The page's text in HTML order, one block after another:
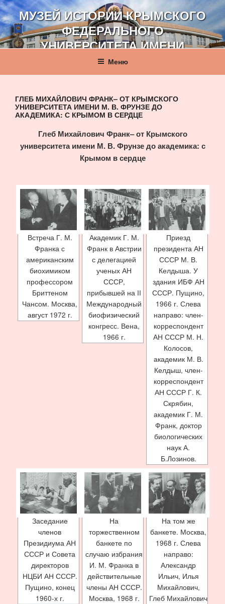
Перейти
к
содержимому
МУЗЕЙ ИСТОРИИ КРЫМСКОГО
ФЕДЕРАЛЬНОГО
УНИВЕРСИТЕТА ИМЕНИ
В. И. ВЕРНАДСКОГО
Меню
ГЛЕБ МИХАЙЛОВИЧ ФРАНК– ОТ КРЫМСКОГО
УНИВЕРСИТЕТА ИМЕНИ М. В. ФРУНЗЕ ДО
АКАДЕМИКА: С КРЫМОМ В СЕРДЦЕ
Глеб Михайлович Франк– от Крымского
университета имени М. В. Фрунзе до академика: с
Крымом в сердце
Встреча Г. М.
Франка с
американским
биохимиком
профессором
Бриттеном
Чансом. Москва,
август 1972 г.
Академик Г. М.
Франк в Австрии
с делегацией
ученых АН
СССР,
прибывшей на II
Международный
биофизический
конгресс. Вена,
1966 г.
Приезд
президента АН
СССР М. В.
Келдыша. У
здания ИБФ АН
СССР. Пущино,
1966 г. Слева
направо: член-
корреспондент
АН СССР М. Н.
Колосов,
академик М. В.
Келдыш, член-
корреспондент
АН СССР Г. К.
Скрябин,
академик Г. М.
Франк, доктор
биологических
наук А.
Б.Лозинов.
Заседание
членов
Президиума АН
СССР и Совета
директоров
НЦБИ АН СССР.
Пущино, конец
1960-х г.
На
торжественном
банкете по
случаю избрания
И. М. Франка в
действительные
члены АН СССР.
Москва, 1968 г.
На том же
банкете. Москва,
1968 г. Слева
направо:
Александр
Ильич, Илья
Михайлович,
Глеб Михайлович